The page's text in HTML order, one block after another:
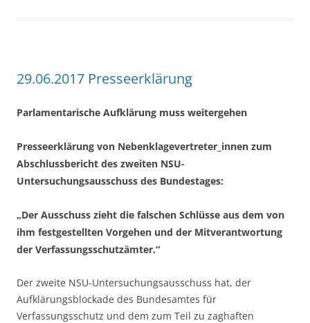
29.06.2017 Presseerklärung
Parlamentarische Aufklärung muss weitergehen
Presseerklärung von Nebenklagevertreter_innen zum
Abschlussbericht des zweiten NSU-
Untersuchungsausschuss des Bundestages:
„Der Ausschuss zieht die falschen Schlüsse aus dem von
ihm festgestellten Vorgehen und der Mitverantwortung
der Verfassungsschutzämter.“
Der zweite NSU-Untersuchungsausschuss hat, der
Aufklärungsblockade des Bundesamtes für
Verfassungsschutz und dem zum Teil zu zaghaften